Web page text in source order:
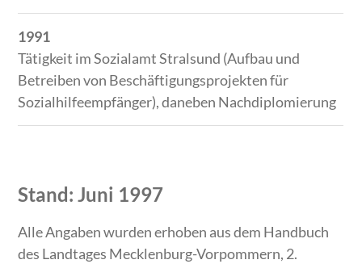
1991
Tätigkeit im Sozialamt Stralsund (Aufbau und
Betreiben von Beschäftigungsprojekten für
Sozialhilfeempfänger), daneben Nachdiplomierung
Stand: Juni 1997
Alle Angaben wurden erhoben aus dem Handbuch
des Landtages Mecklenburg-Vorpommern, 2.